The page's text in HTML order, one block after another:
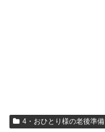
4・おひとり様の老後準備